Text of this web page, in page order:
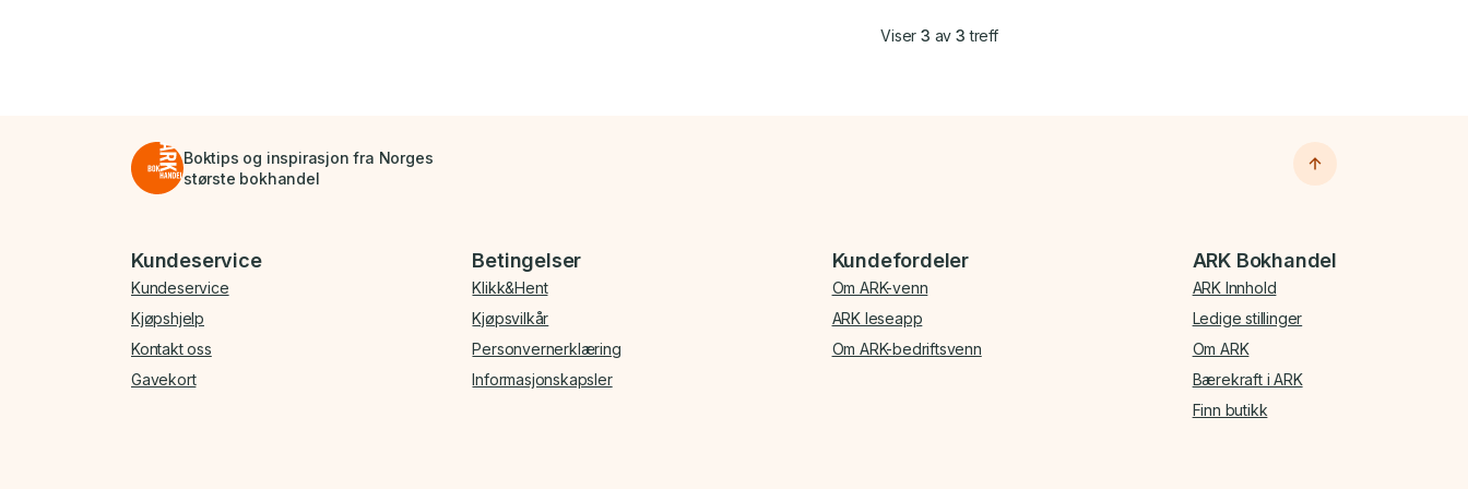
Viser3 av 3 treff
Boktips og inspirasjon fra Norges
største bokhandel
Bunnmeny
Kundeservice
Kundeservice
Kjøpshjelp
Kontakt oss
Gavekort
Betingelser
Klikk&Hent
Kjøpsvilkår
Personvernerklæring
Informasjonskapsler
Kundefordeler
Om ARK-venn
ARK leseapp
Om ARK-bedriftsvenn
ARK Bokhandel
ARK Innhold
Ledige stillinger
Om ARK
Bærekraft i ARK
Finn butikk